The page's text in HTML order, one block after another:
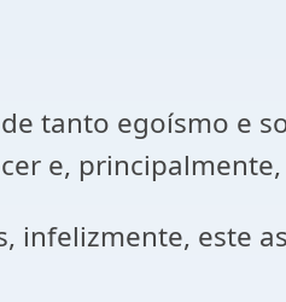
tanto egoísmo e
e,
infelizmente, este